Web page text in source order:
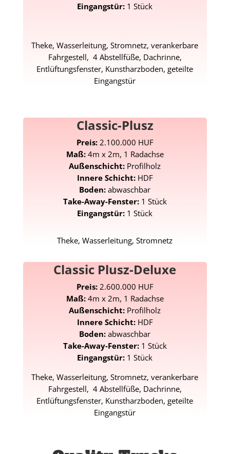
Eingangstür: 1 Stück
Theke, Wasserleitung, Stromnetz, verankerbare
Fahrgestell, 4 Abstellfüße, Dachrinne,
Entlüftungsfenster, Kunstharzboden, geteilte
Eingangstür
Classic-Plusz
Preis:2.100.000 HUF
Maß:4m x 2m, 1 Radachse
Außenschicht: Profilholz
Innere Schicht:HDF
Boden: abwaschbar
Take-Away-Fenster:1 Stück
Eingangstür: 1 Stück
Theke, Wasserleitung, Stromnetz
Classic Plusz-Deluxe
Preis:2.600.000 HUF
Maß:4m x 2m, 1 Radachse
Außenschicht: Profilholz
Innere Schicht:HDF
Boden: abwaschbar
Take-Away-Fenster:1 Stück
Eingangstür: 1 Stück
Theke, Wasserleitung, Stromnetz, verankerbare
Fahrgestell, 4 Abstellfüße, Dachrinne,
Entlüftungsfenster, Kunstharzboden, geteilte
Eingangstür